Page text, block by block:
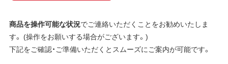
商品を操作可能な状況でご連絡いただくことをお勧めいたしま
す。 (操作をお願いする場合がございます。)
下記をご確認・ご準備いただくとスムーズにご案内が可能です。